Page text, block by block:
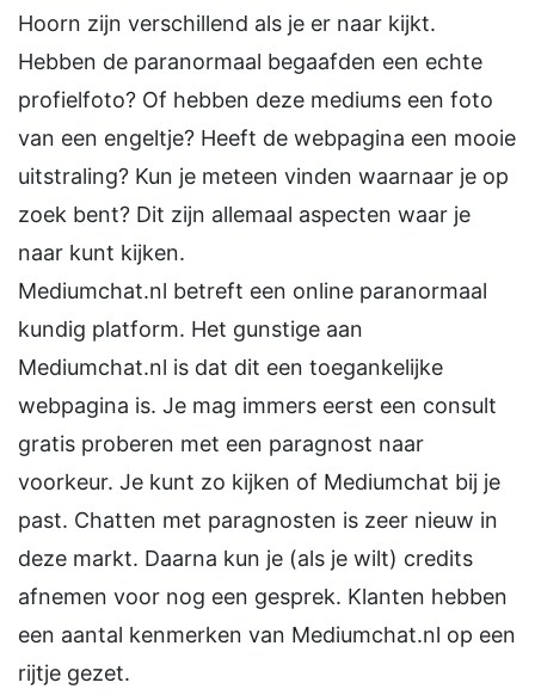
Hoorn zijn verschillend als je er naar kijkt.
Hebben de paranormaal begaafden een echte
profielfoto? Of hebben deze mediums een foto
van een engeltje? Heeft de webpagina een mooie
uitstraling? Kun je meteen vinden waarnaar je op
zoek bent? Dit zijn allemaal aspecten waar je
naar kunt kijken.
Mediumchat.nl betreft een online paranormaal
kundig platform. Het gunstige aan
Mediumchat.nl is dat dit een toegankelijke
webpagina is. Je mag immers eerst een consult
gratis proberen met een paragnost naar
voorkeur. Je kunt zo kijken of Mediumchat bij je
past. Chatten met paragnosten is zeer nieuw in
deze markt. Daarna kun je (als je wilt) credits
afnemen voor nog een gesprek. Klanten hebben
een aantal kenmerken van Mediumchat.nl op een
rijtje gezet.